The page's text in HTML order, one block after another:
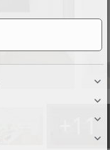
+11